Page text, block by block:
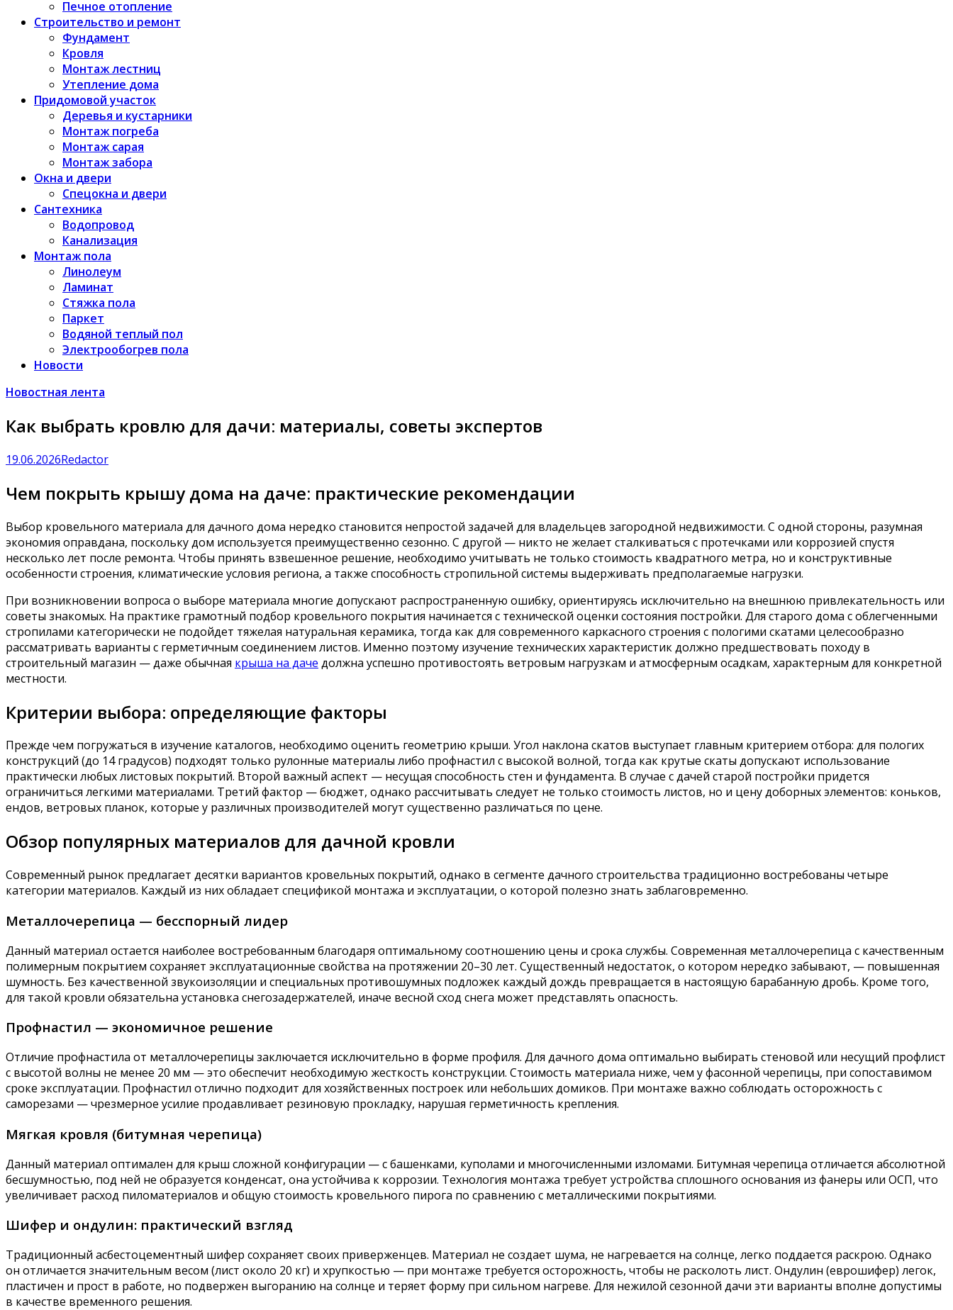
Печное отопление
Строительство и ремонт
Фундамент
Кровля
Монтаж лестниц
Утепление дома
Придомовой участок
Деревья и кустарники
Монтаж погреба
Монтаж сарая
Монтаж забора
Окна и двери
Спецокна и двери
Сантехника
Водопровод
Канализация
Монтаж пола
Линолеум
Ламинат
Стяжка пола
Паркет
Водяной теплый пол
Электрообогрев пола
Новости
Новостная лента
Как выбрать кровлю для дачи: материалы, советы экспертов
19.06.2026Redactor
Чем покрыть крышу дома на даче: практические рекомендации
Выбор кровельного материала для дачного дома нередко становится непростой задачей для владельцев загородной недвижимости. С одной стороны, разумная
экономия оправдана, поскольку дом используется преимущественно сезонно. С другой — никто не желает сталкиваться с протечками или коррозией спустя
несколько лет после ремонта. Чтобы принять взвешенное решение, необходимо учитывать не только стоимость квадратного метра, но и конструктивные
особенности строения, климатические условия региона, а также способность стропильной системы выдерживать предполагаемые нагрузки.
При возникновении вопроса о выборе материала многие допускают распространенную ошибку, ориентируясь исключительно на внешнюю привлекательность или
советы знакомых. На практике грамотный подбор кровельного покрытия начинается с технической оценки состояния постройки. Для старого дома с облегченными
стропилами категорически не подойдет тяжелая натуральная керамика, тогда как для современного каркасного строения с пологими скатами целесообразно
рассматривать варианты с герметичным соединением листов. Именно поэтому изучение технических характеристик должно предшествовать походу в
строительный магазин — даже обычная крыша на даче должна успешно противостоять ветровым нагрузкам и атмосферным осадкам, характерным для конкретной
местности.
Критерии выбора: определяющие факторы
Прежде чем погружаться в изучение каталогов, необходимо оценить геометрию крыши. Угол наклона скатов выступает главным критерием отбора: для пологих
конструкций (до 14 градусов) подходят только рулонные материалы либо профнастил с высокой волной, тогда как крутые скаты допускают использование
практически любых листовых покрытий. Второй важный аспект — несущая способность стен и фундамента. В случае с дачей старой постройки придется
ограничиться легкими материалами. Третий фактор — бюджет, однако рассчитывать следует не только стоимость листов, но и цену доборных элементов: коньков,
ендов, ветровых планок, которые у различных производителей могут существенно различаться по цене.
Обзор популярных материалов для дачной кровли
Современный рынок предлагает десятки вариантов кровельных покрытий, однако в сегменте дачного строительства традиционно востребованы четыре
категории материалов. Каждый из них обладает спецификой монтажа и эксплуатации, о которой полезно знать заблаговременно.
Металлочерепица — бесспорный лидер
Данный материал остается наиболее востребованным благодаря оптимальному соотношению цены и срока службы. Современная металлочерепица с качественным
полимерным покрытием сохраняет эксплуатационные свойства на протяжении 20–30 лет. Существенный недостаток, о котором нередко забывают, — повышенная
шумность. Без качественной звукоизоляции и специальных противошумных подложек каждый дождь превращается в настоящую барабанную дробь. Кроме того,
для такой кровли обязательна установка снегозадержателей, иначе весной сход снега может представлять опасность.
Профнастил — экономичное решение
Отличие профнастила от металлочерепицы заключается исключительно в форме профиля. Для дачного дома оптимально выбирать стеновой или несущий профлист
с высотой волны не менее 20 мм — это обеспечит необходимую жесткость конструкции. Стоимость материала ниже, чем у фасонной черепицы, при сопоставимом
сроке эксплуатации. Профнастил отлично подходит для хозяйственных построек или небольших домиков. При монтаже важно соблюдать осторожность с
саморезами — чрезмерное усилие продавливает резиновую прокладку, нарушая герметичность крепления.
Мягкая кровля (битумная черепица)
Данный материал оптимален для крыш сложной конфигурации — с башенками, куполами и многочисленными изломами. Битумная черепица отличается абсолютной
бесшумностью, под ней не образуется конденсат, она устойчива к коррозии. Технология монтажа требует устройства сплошного основания из фанеры или ОСП, что
увеличивает расход пиломатериалов и общую стоимость кровельного пирога по сравнению с металлическими покрытиями.
Шифер и ондулин: практический взгляд
Традиционный асбестоцементный шифер сохраняет своих приверженцев. Материал не создает шума, не нагревается на солнце, легко поддается раскрою. Однако
он отличается значительным весом (лист около 20 кг) и хрупкостью — при монтаже требуется осторожность, чтобы не расколоть лист. Ондулин (еврошифер) легок,
пластичен и прост в работе, но подвержен выгоранию на солнце и теряет форму при сильном нагреве. Для нежилой сезонной дачи эти варианты вполне допустимы
в качестве временного решения.